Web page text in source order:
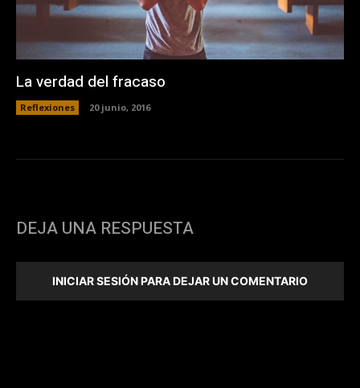
La verdad del fracaso
Reflexiones 20 junio, 2016
DEJA UNA RESPUESTA
INICIAR SESIÓN PARA DEJAR UN COMENTARIO